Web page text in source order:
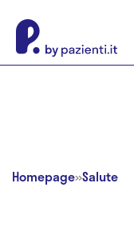
Homepage»Salute